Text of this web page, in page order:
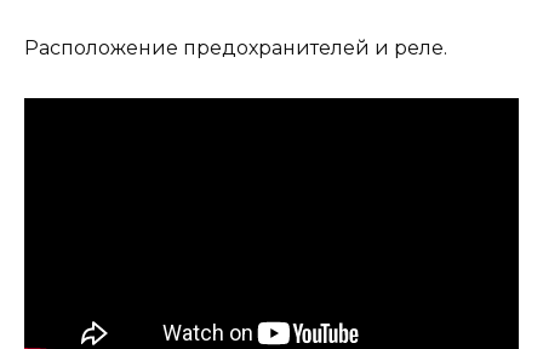
Расположение предохранителей и реле.